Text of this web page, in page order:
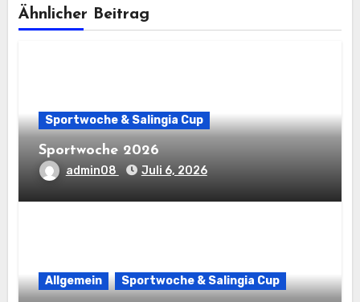
Ähnlicher Beitrag
Sportwoche & Salingia Cup
Sportwoche 2026
admin08 Juli 6, 2026
Allgemein Sportwoche & Salingia Cup